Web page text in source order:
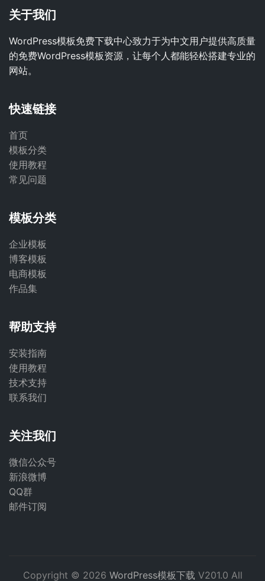
关于我们
WordPress模板免费下载中心致力于为中文用户提供高质量
的免费WordPress模板资源，让每个人都能轻松搭建专业的
网站。
快速链接
首页
模板分类
使用教程
常见问题
模板分类
企业模板
博客模板
电商模板
作品集
帮助支持
安装指南
使用教程
技术支持
联系我们
关注我们
微信公众号
新浪微博
QQ群
邮件订阅
Copyright © 2026 WordPress模板下载 V201.0 All